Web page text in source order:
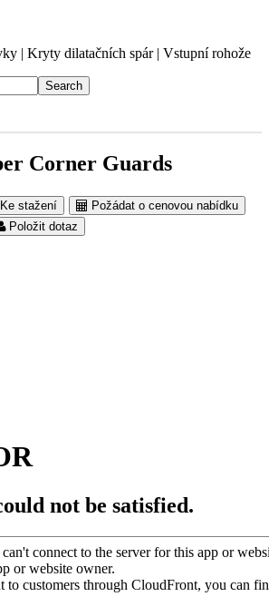
| Kryty dilatačních spár | Vstupní rohože
Corner Guards
Ke stažení
Požádat o cenovou nabídku
Položit dotaz